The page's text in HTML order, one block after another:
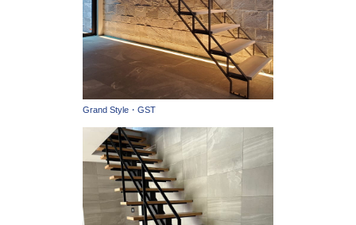
Grand Style・GST